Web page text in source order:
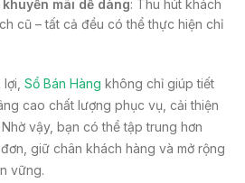
mãi dễ dàng: Thu hút khách
cũ – tất cả đều có thể thực hiện chỉ
Sổ Bán Hàng không chỉ giúp tiết
cao chất lượng phục vụ, cải thiện
vậy, bạn có thể tập trung hơn
giữ chân khách hàng và mở rộng
vững.